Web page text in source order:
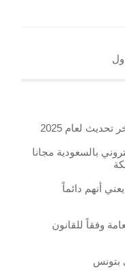
لعام 2025
بالسعودية مجانا
أنهم دائماً
وفقاً للقانون
بتونس